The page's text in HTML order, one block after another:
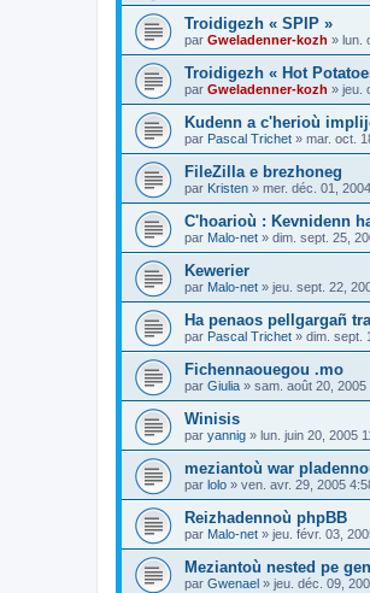
Troidigezh « SPIP »
par Gweladenner-kozh » lun.
Troidigezh « Hot
par Gweladenner-kozh » jeu.
Kudenn a c'herioù
par Pascal Trichet » mar. oct.
FileZilla e brezhoneg
par Kristen » mer. déc. 01,
C'hoarioù : Kevnidenn
par Malo-net » dim. sept. 25,
Kewerier
par Malo-net » jeu. sept. 22,
Ha penaos pellgargañ
par Pascal Trichet » dim. sept.
Fichennaouegou .mo
par Giulia » sam. août 20, 2005
Winisis
par yannig » lun. juin 20, 2005
meziantoù war
par lolo » ven. avr. 29, 2005
Reizhadennoù phpBB
par Malo-net » jeu. févr. 03,
Meziantoù nested pe
par Gwenael » jeu. déc. 09,